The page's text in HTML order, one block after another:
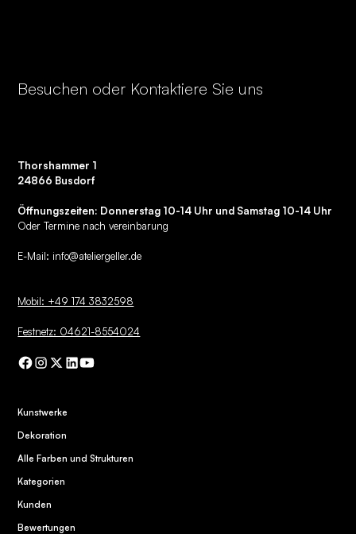
Besuchen oder Kontaktiere Sie uns
Thorshammer 1
24866 Busdorf
Öffnungszeiten: Donnerstag 10-14 Uhr und Samstag 10-14 Uhr
Oder Termine nach vereinbarung
E-Mail: info@ateliergeller.de
Mobil: +49 174 3832598
Festnetz: 04621-8554024
Kunstwerke
Dekoration
Alle Farben und Strukturen
Kategorien
Kunden
Bewertungen